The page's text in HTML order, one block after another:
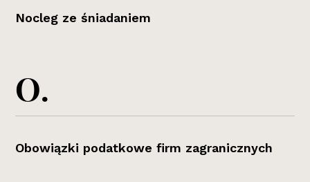
Nocleg ze śniadaniem
O.
Obowiązki podatkowe firm zagranicznych